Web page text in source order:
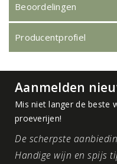
Beoordelingen
Producentprofiel
Aanmelden
Mis niet langer de beste
proeverijen!
De scherpste
Handige wijn en spijs